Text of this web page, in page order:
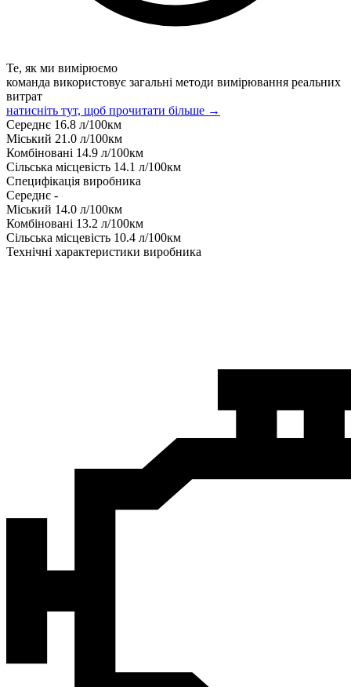
Те, як ми вимірюємо
команда використовує загальні методи вимірювання реальних
витрат
натисніть тут, щоб прочитати більше →
Середнє 16.8 л/100км
Міський 21.0 л/100км
Комбіновані 14.9 л/100км
Сільська місцевість 14.1 л/100км
Специфікація виробника
Середнє -
Міський 14.0 л/100км
Комбіновані 13.2 л/100км
Сільська місцевість 10.4 л/100км
Технічні характеристики виробника